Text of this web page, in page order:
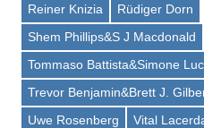
Reiner Knizia
Rüdiger Dorn
Shem Phillips&S J Macdonald
Tommaso Battista&Simone
Trevor Benjamin&Brett J.
Uwe Rosenberg
Vital